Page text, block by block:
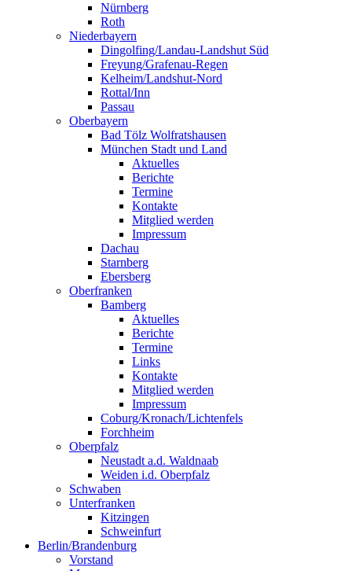
Nürnberg
Roth
Niederbayern
Dingolfing/Landau-Landshut Süd
Freyung/Grafenau-Regen
Kelheim/Landshut-Nord
Rottal/Inn
Passau
Oberbayern
Bad Tölz Wolfratshausen
München Stadt und Land
Aktuelles
Berichte
Termine
Kontakte
Mitglied werden
Impressum
Dachau
Starnberg
Ebersberg
Oberfranken
Bamberg
Aktuelles
Berichte
Termine
Links
Kontakte
Mitglied werden
Impressum
Coburg/Kronach/Lichtenfels
Forchheim
Oberpfalz
Neustadt a.d. Waldnaab
Weiden i.d. Oberpfalz
Schwaben
Unterfranken
Kitzingen
Schweinfurt
Berlin/Brandenburg
Vorstand